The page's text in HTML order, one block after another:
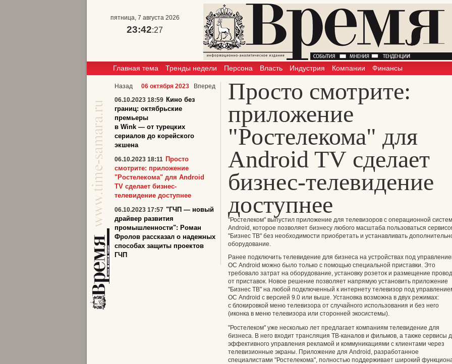
пятница, 7 августа 2026
23:42:27
Главная тема Тренды недели Персона Власть Индустрия Компании Финансы
Просто смотрите:
приложение
"Ростелекома" для
Android TV сделает
бизнес-телевидение
доступнее
"Ростелеком" выпустил приложение для телевизоров с операционной
Android, которое позволяет бизнесу любого масштаба пользоваться
"Бизнес ТВ" без необходимости приобретать и устанавливать
оборудование.
Ранее подключить телевидение для бизнеса на устройствах под
ОС Android можно было только с помощью специальной приставки. Это
требовало затрат на оборудование, установку розеток и размещение
от приставок. Новое решение позволяет напрямую установить приложение
"Бизнес ТВ" на любой подключенный к интернету телевизор под
ОС Android с версией 9.0 или выше. Установка возможна в двух режимах:
с блокировкой меню телевизора от случайного использования и без него
(иконка в меню телевизора или сторонней экосистемы).
"Ростелеком" уже несколько лет предлагает компаниям телевидение для
бизнеса. В него входит трансляция ТВ-каналов и фильмов, а также сервисы
эффективного управления рекламой и коммуникациями с клиентами через
телевизионные экраны. Приложение для Android, разработанное
специалистами "Ростелекома", полностью поддерживает широкий
Назад 06 октября 2023
Вперед
06.10.2023 18:59 Кино без
границ: октябрьские
премьеры
в Wink — от турецких
сериалов до корейского
экшена
06.10.2023 18:11 Просто
смотрите: приложение
"Ростелекома" для Android
TV сделает бизнес-
телевидение доступнее
06.10.2023 17:57 "ГЧП — новый
драйвер развития
промышленности": Роман
Фролов рассказал о надежных
способах защиты проектов
ГЧП